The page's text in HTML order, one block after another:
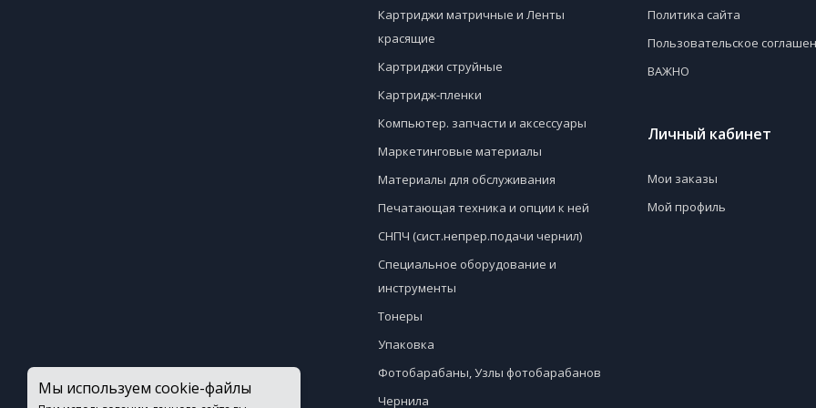
Картриджи матричные и Ленты
красящие
Картриджи струйные
Картридж-пленки
Компьютер. запчасти и аксессуары
Маркетинговые материалы
Материалы для обслуживания
Печатающая техника и опции к ней
СНПЧ (сист.непрер.подачи чернил)
Специальное оборудование и
инструменты
Тонеры
Упаковка
Фотобарабаны, Узлы фотобарабанов
Чернила
Политика сайта
Пользовательское
ВАЖНО
Личный кабинет
Мои заказы
Мой профиль
Мы используем cookie-файлы